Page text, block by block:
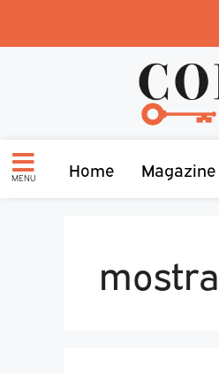
MENU Home Magazine